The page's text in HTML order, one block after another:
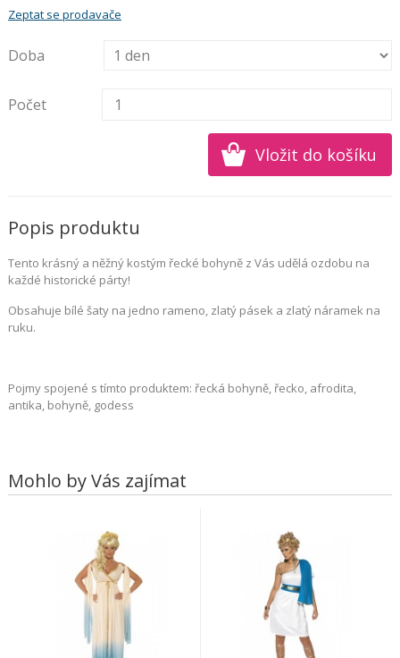
Zeptat se prodavače
Doba
Počet
Popis produktu
Tento krásný a něžný kostým řecké bohyně z Vás udělá ozdobu na
každé historické párty!
Obsahuje bílé šaty na jedno rameno, zlatý pásek a zlatý náramek na
ruku.
Pojmy spojené s tímto produktem: řecká bohyně, řecko, afrodita,
antika, bohyně, godess
Mohlo by Vás zajímat